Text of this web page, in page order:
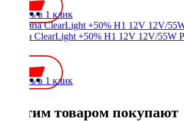
Купить в 1 клик
Лампа ClearLight +50% H1 12V 12V/55W
Купить в 1 клик
С этим товаром покупают